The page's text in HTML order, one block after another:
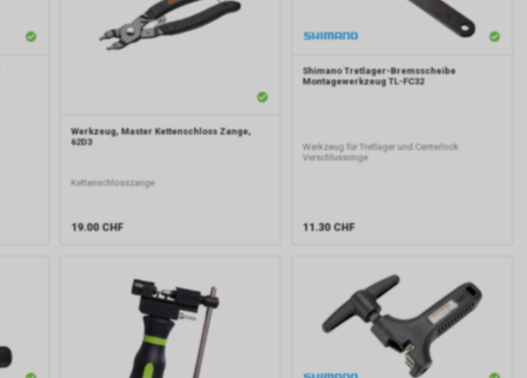
Werkzeug, Master Kettenschloss Zange,
62D3
Kettenschlosszange
19.00 CHF
Shimano Tretlager-Bremsscheibe
Montagewerkzeug TL-FC32
Werkzeug für Tretlager und Centerlock
Verschlussringe
11.30 CHF